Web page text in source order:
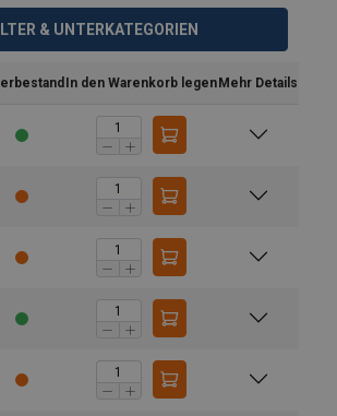
& UNTERKATEGORIEN
In den Warenkorb legen Mehr Details